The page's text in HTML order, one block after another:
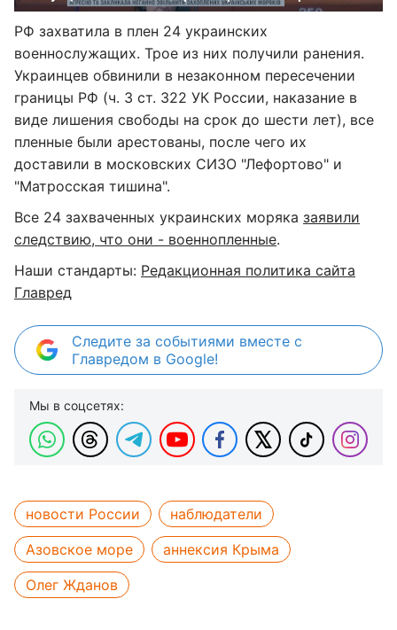
РФ захватила в плен 24 украинских
военнослужащих. Трое из них получили ранения.
Украинцев обвинили в незаконном пересечении
границы РФ (ч. 3 ст. 322 УК России, наказание в
виде лишения свободы на срок до шести лет), все
пленные были арестованы, после чего их
доставили в московских СИЗО "Лефортово" и
"Матросская тишина".
Все 24 захваченных украинских моряка заявили
следствию, что они - военнопленные.
Наши стандарты: Редакционная политика сайта
Главред
Следите за событиями вместе с
Главредом в Google!
Мы в соцсетях:
новости России
наблюдатели
Азовское море
аннексия Крыма
Олег Жданов